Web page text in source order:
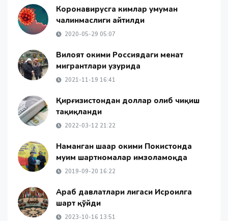
Коронавирусга кимлар умуман
чалинмаслиги айтилди
2020-05-29 05:07
Вилоят ҳокими Россиядаги меҳнат
мигрантлари ҳузурида
2021-11-19 16:41
Қирғизистондан доллар олиб чиқиш
тақиқланди
2022-03-12 21:22
Наманган шаҳар ҳокими Покистонда
муҳим шартномалар имзоламоқда
2019-09-20 16:22
Араб давлатлари лигаси Исроилга
шарт қўйди
2023-10-16 13:51